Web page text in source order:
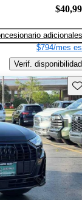
adicionales
$794/mes
Verif. disponibilidad